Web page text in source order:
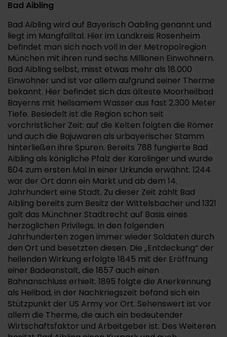
Bad Aibling
Bad Aibling wird auf Bayerisch Oabling genannt und
liegt im Mangfalltal. Hier im Landkreis Rosenheim
befindet man sich noch voll in der Metropolregion
München mit ihren rund sechs Millionen Einwohnern.
Bad Aibling selbst, misst etwas mehr als 18.000
Einwohner und ist vor allem aufgrund seiner Therme
bekannt. Hier befindet sich das älteste Moorheilbad
Bayerns mit heilsamem Wasser aus fast 2.300 Meter
Tiefe. Besiedelt ist die Region schon seit
vorchristlicher Zeit: auf die Kelten folgten die Römer
und auch die Bajuwaren als urbayerischer Stamm
hinterließen ihre Spuren. Bereits 788 fungierte Bad
Aibling als königliche Pfalz der Karolinger und wurde
804 zum ersten Mal in einer Urkunde erwähnt. 1244
war der Ort dann ein Markt und ab dem 14.
Jahrhundert eine Stadt. Zu dieser Zeit zählt Bad
Aibling bereits zum Besitz der Wittelsbacher und 1321
galt das Münchner Stadtrecht auf Basis eines
herzoglichen Privilegs. In den folgenden
Jahrhunderten zogen immer wieder Soldaten durch
den Ort und besetzten diesen. Die „Entdeckung“ der
heilenden Wirkung erfolgte 1845 mit der Eröffnung
einer Badeanstalt, die 1857 auch einen
Bahnanschluss erhielt. 1895 folgte die Anerkennung
als Heilbad, in der Nachkriegszeit befand sich ein
Stützpunkt der US Army vor Ort. Sehenswert ist vor
allem die Therme, die auch ein bedeutender
Wirtschaftsfaktor und Arbeitgeber ist. Des Weiteren